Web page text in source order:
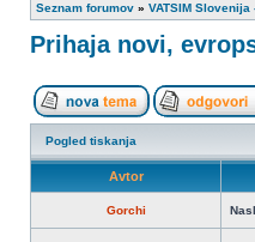
Seznam forumov » VATSIM
Prihaja novi,
Pogled tiskanja
Avtor
Gorchi